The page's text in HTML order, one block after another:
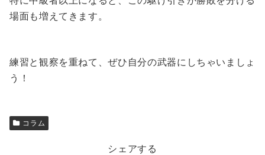
場面も増えてきます。
練習と観察を重ねて、ぜひ自分の武器にしちゃいましょ
う！
コラム
シェアする